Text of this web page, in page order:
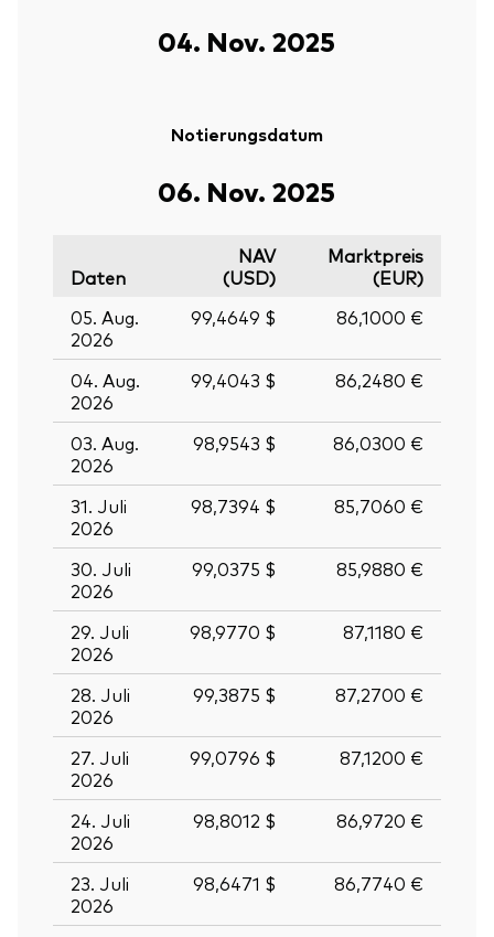
04. Nov. 2025
Notierungsdatum
06. Nov. 2025
Daten
NAV
(USD)
Marktpreis
(EUR)
05. Aug.
2026
99,4649 $ 86,1000 €
04. Aug.
2026
99,4043 $ 86,2480 €
03. Aug.
2026
98,9543 $ 86,0300 €
31. Juli
2026
98,7394 $ 85,7060 €
30. Juli
2026
99,0375 $ 85,9880 €
29. Juli
2026
98,9770 $ 87,1180 €
28. Juli
2026
99,3875 $ 87,2700 €
27. Juli
2026
99,0796 $ 87,1200 €
24. Juli
2026
98,8012 $ 86,9720 €
23. Juli
2026
98,6471 $ 86,7740 €